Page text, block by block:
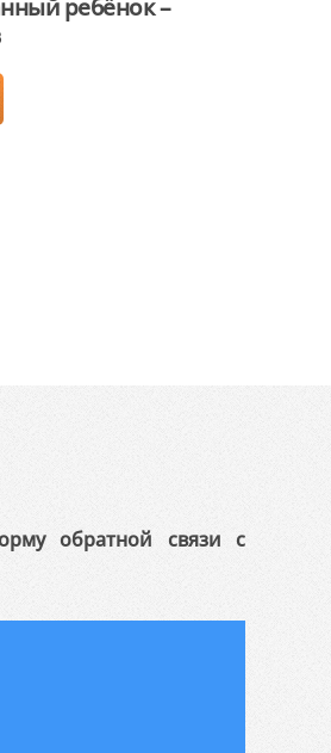
ребёнок –
обратной связи с